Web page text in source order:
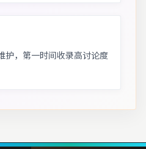
护，第一时间收录高讨论度